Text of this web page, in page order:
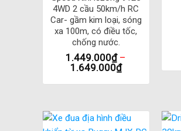
– Nặng 1kg Công dụng và lợi ích
– Sản phẩm là bản RTR (Ready
– Phiên bản RTR sử dụng mạch
+ đèn lùi khi ga lùi
4WD 2 cầu 50km/h RC
Car- gầm kim loại, sóng
xa 100m, có điều tốc,
chống nước.
1.449.000₫–
1.649.000₫